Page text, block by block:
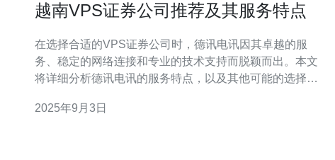
越南VPS证券公司推荐及其服务特点
在选择合适的VPS证券公司时，德讯电讯因其卓越的服
务、稳定的网络连接和专业的技术支持而脱颖而出。本文
将详细分析德讯电讯的服务特点，以及其他可能的选择，
于任何一家证券公司而言，服务稳定性是客户最为关注的
2025年9月3日